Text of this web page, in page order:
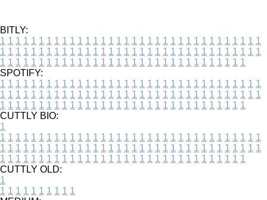
BITLY:
1 1 1 1 1 1 1 1 1 1 1 1 1 1 1 1 1 1 1 1 1 1 1 1 1 1 1 1 1 1 1 1 1 1
1 1 1 1 1 1 1 1 1 1 1 1 1 1 1 1 1 1 1 1 1 1 1 1 1 1 1 1 1 1 1 1 1 1
1 1 1 1 1 1 1 1 1 1 1 1 1 1 1 1 1 1 1 1 1 1 1 1 1 1 1 1 1 1 1 1
SPOTIFY:
1 1 1 1 1 1 1 1 1 1 1 1 1 1 1 1 1 1 1 1 1 1 1 1 1 1 1 1 1 1 1 1 1 1
1 1 1 1 1 1 1 1 1 1 1 1 1 1 1 1 1 1 1 1 1 1 1 1 1 1 1 1 1 1 1 1 1 1
1 1 1 1 1 1 1 1 1 1 1 1 1 1 1 1 1 1 1 1 1 1 1 1 1 1 1 1 1 1 1 1
CUTTLY BIO:
1
1 1 1 1 1 1 1 1 1 1 1 1 1 1 1 1 1 1 1 1 1 1 1 1 1 1 1 1 1 1 1 1 1 1
1 1 1 1 1 1 1 1 1 1 1 1 1 1 1 1 1 1 1 1 1 1 1 1 1 1 1 1 1 1 1 1 1 1
1 1 1 1 1 1 1 1 1 1 1 1 1 1 1 1 1 1 1 1 1 1 1 1 1 1 1 1 1 1 1 1
CUTTLY OLD:
1
1 1 1 1 1 1 1 1 1 1